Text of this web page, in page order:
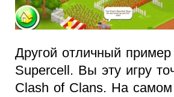
Другой отличный
Supercell. Вы эту игру
Clash of Clans. На самом